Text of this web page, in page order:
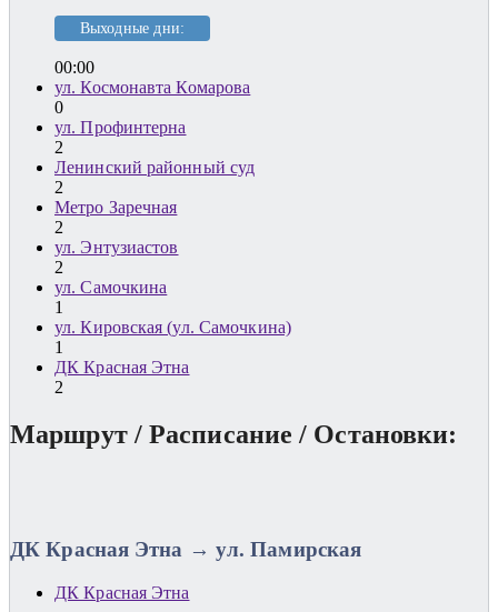
Выходные дни:
00:00
ул. Космонавта Комарова
0
ул. Профинтерна
2
Ленинский районный суд
2
Метро Заречная
2
ул. Энтузиастов
2
ул. Самочкина
1
ул. Кировская (ул. Самочкина)
1
ДК Красная Этна
2
Маршрут / Расписание / Остановки:
ДК Красная Этна → ул. Памирская
ДК Красная Этна